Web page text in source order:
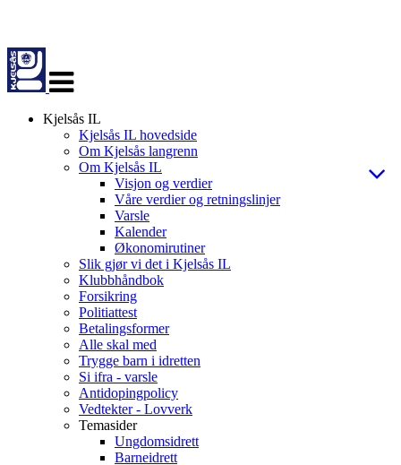
navigasjon
Kjelsås IL
Kjelsås IL hovedside
Om Kjelsås langrenn
Om Kjelsås IL
Visjon og verdier
Våre verdier og retningslinjer
Varsle
Kalender
Økonomirutiner
Slik gjør vi det i Kjelsås IL
Klubbhåndbok
Forsikring
Politiattest
Betalingsformer
Alle skal med
Trygge barn i idretten
Si ifra - varsle
Antidopingpolicy
Vedtekter - Lovverk
Temasider
Ungdomsidrett
Barneidrett